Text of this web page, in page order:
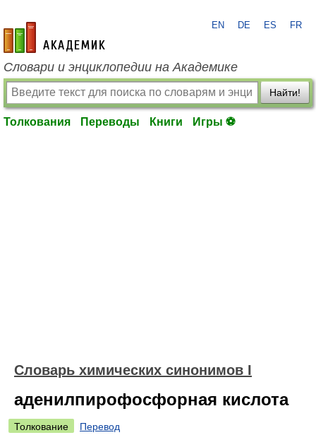
academic.ru
EN DE ES FR
Словари и энциклопедии на Академике
Найти!
Толкования Переводы Книги Игры ⚽
Cловарь химических синонимов I
аденилпирофосфорная кислота
Толкование
Перевод